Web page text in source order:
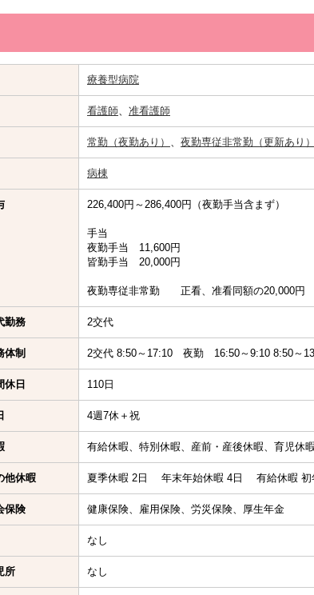
療養型病院
看護師、 准看護師
常勤（夜勤あり） 、 夜勤専従非常勤（更新あり）
病棟
226,400円～286,400円（夜勤手当含まず）
手当
夜勤手当 11,600円
皆勤手当 20,000円
夜勤専従非常勤 正看、准看同額の20,000円
勤務 2交代
体制 2交代 8:50～17:10 夜勤 16:50～9:10 8:50～
休日 110日
4週7休＋祝
有給休暇、特別休暇、産前・産後休暇、育児休暇
他休暇 夏季休暇 2日 年末年始休暇 4日 有給休暇
保険 健康保険、雇用保険、労災保険、厚生年金
なし
所 なし